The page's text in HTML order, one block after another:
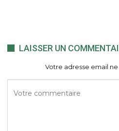
LAISSER UN
Votre adresse email ne